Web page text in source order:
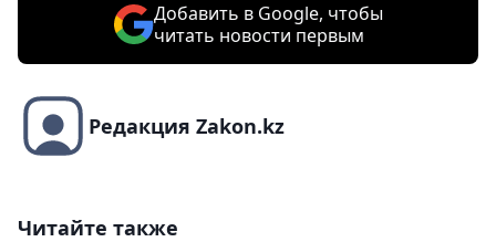
Добавить в Google, чтобы
читать новости первым
Редакция Zakon.kz
Читайте также